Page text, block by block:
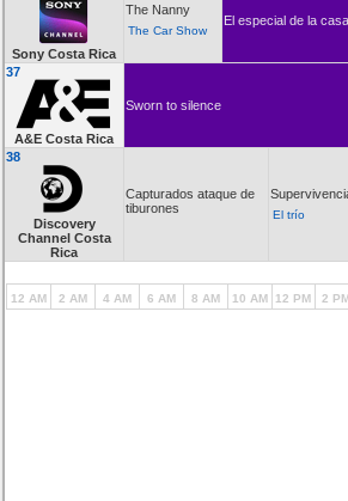
Sony Costa Rica
The Nanny
The Car Show
El especial de la
37
A&E Costa Rica
Sworn to silence
38
Discovery
Channel Costa
Rica
Capturados ataque de
tiburones
El trío
12 AM 2 AM 4 AM 6 AM 8 AM 10 AM 12 PM 2